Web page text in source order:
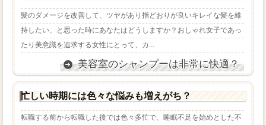
髪のダメージを改善して、ツヤがあり指どおりが良いキレイな髪を維
持したい、と思った時にあなたはどうしますか？おしゃれ女子であっ
たり美意識を追求する女性にとって、カ...
美容室のシャンプーは非常に快適？
忙しい時期には色々な悩みも増えがち？
転職する前から転職した後では色々多忙で、睡眠不足を始めとした不